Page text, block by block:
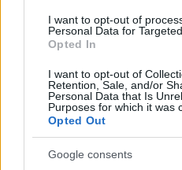
I want to opt-out of
Personal Data for
Opted In
I want to opt-out of
Retention, Sale, and/or
Personal Data that Is
Purposes for which it was
Opted Out
Google consents
szereplőkkel. A
hatóságok
politikai célzattal, egy
bűnöző
szervezte meg,
kommunikációs és
vezérlésével.